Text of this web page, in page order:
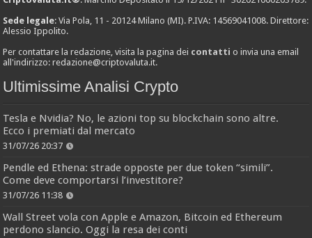
Sede legale: Via Pola, 11 - 20124 Milano (MI). P.IVA: 14569041008. Direttore:
Alessio Ippolito.
Per contattare la redazione, visita la pagina dei contatti o invia una email
all'indirizzo:redazione@criptovaluta.it.
Ultimissime Analisi Crypto
Tesla e Nvidia? No, le azioni top su blockchain sono altre.
Ecco i premiati dal mercato
31/07/26 20:37
Pendle ed Ethena: strade opposte per due token “simili”.
Come deve comportarsi l’investitore?
31/07/26 11:38
Wall Street vola con Apple e Amazon, Bitcoin ed Ethereum
perdono slancio. Oggi la resa dei conti